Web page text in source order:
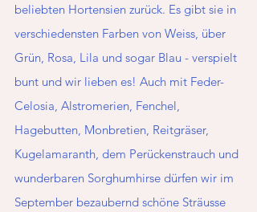
beliebten Hortensien zurück. Es gibt sie in
verschiedensten Farben von Weiss, über
Grün, Rosa, Lila und sogar Blau - verspielt
bunt und wir lieben es! Auch mit Feder-
Celosia, Alstromerien, Fenchel,
Hagebutten, Monbretien, Reitgräser,
Kugelamaranth, dem Perückenstrauch und
wunderbaren Sorghumhirse dürfen wir im
September bezaubernd schöne Sträusse